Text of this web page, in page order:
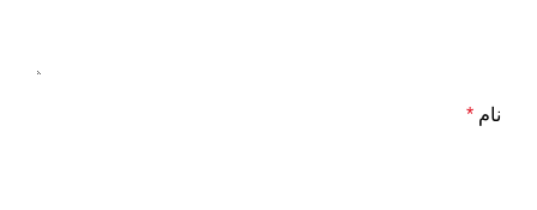
نام *